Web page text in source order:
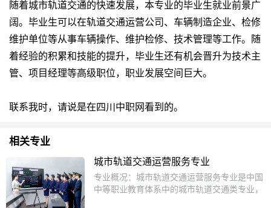
随着城市轨道交通的快速发展，本专业的毕业生就业前景广
阔。毕业生可以在轨道交通运营公司、车辆制造企业、检修
维护单位等从事车辆操作、维护检修、技术管理等工作。随
着经验的积累和技能的提升，毕业生还有机会晋升为技术主
管、项目经理等高级职位，职业发展空间巨大。
联系我时，请说是在四川中职网看到的。
相关专业
城市轨道交通运营服务专业
专业概况：城市轨道交通运营服务专业是中国
中等职业教育体系中的城市轨道交通类专业，